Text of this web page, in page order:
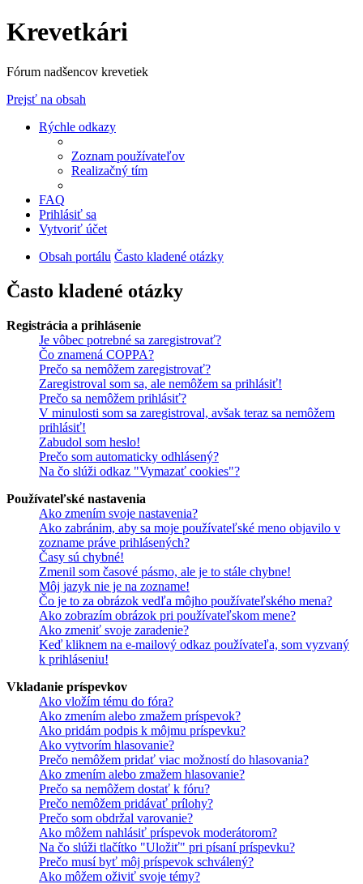
Krevetkári
Fórum nadšencov krevetiek
Prejsť na obsah
Rýchle odkazy
Zoznam používateľov
Realizačný tím
FAQ
Prihlásiť sa
Vytvoriť účet
Obsah portálu Často kladené otázky
Často kladené otázky
Registrácia a prihlásenie
Je vôbec potrebné sa zaregistrovať?
Čo znamená COPPA?
Prečo sa nemôžem zaregistrovať?
Zaregistroval som sa, ale nemôžem sa prihlásiť!
Prečo sa nemôžem prihlásiť?
V minulosti som sa zaregistroval, avšak teraz sa nemôžem
prihlásiť!
Zabudol som heslo!
Prečo som automaticky odhlásený?
Na čo slúži odkaz "Vymazať cookies"?
Používateľské nastavenia
Ako zmením svoje nastavenia?
Ako zabránim, aby sa moje používateľské meno objavilo v
zozname práve prihlásených?
Časy sú chybné!
Zmenil som časové pásmo, ale je to stále chybne!
Môj jazyk nie je na zozname!
Čo je to za obrázok vedľa môjho používateľského mena?
Ako zobrazím obrázok pri používateľskom mene?
Ako zmeniť svoje zaradenie?
Keď kliknem na e-mailový odkaz používateľa, som vyzvaný
k prihláseniu!
Vkladanie príspevkov
Ako vložím tému do fóra?
Ako zmením alebo zmažem príspevok?
Ako pridám podpis k môjmu príspevku?
Ako vytvorím hlasovanie?
Prečo nemôžem pridať viac možností do hlasovania?
Ako zmením alebo zmažem hlasovanie?
Prečo sa nemôžem dostať k fóru?
Prečo nemôžem pridávať prílohy?
Prečo som obdržal varovanie?
Ako môžem nahlásiť príspevok moderátorom?
Na čo slúži tlačítko "Uložiť" pri písaní príspevku?
Prečo musí byť môj príspevok schválený?
Ako môžem oživiť svoje témy?